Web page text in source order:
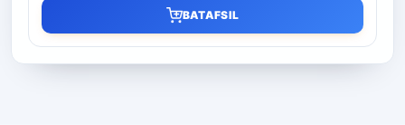
BATAFSIL